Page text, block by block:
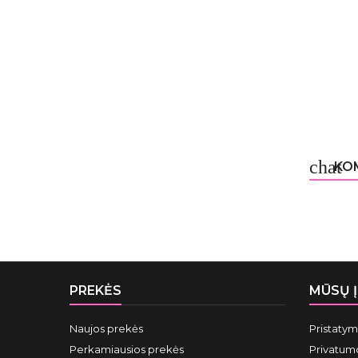
chat
PREKĖS
Naujos prekės
Perkamiausios prekės
MŪSŲ